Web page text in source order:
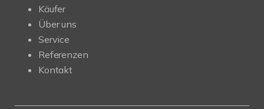
Käufer
Über uns
Service
Referenzen
Kontakt